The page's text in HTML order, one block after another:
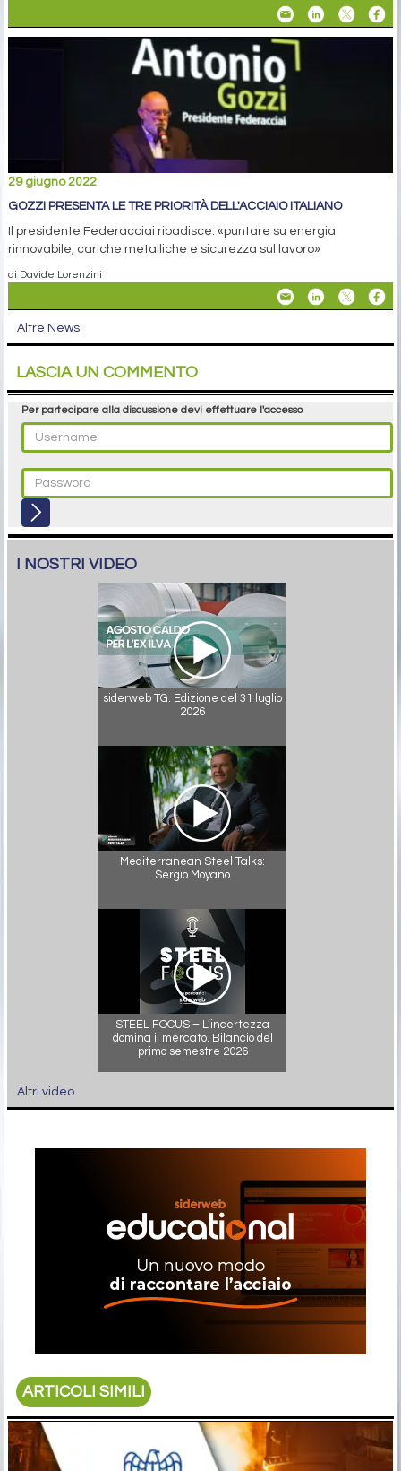
29 giugno 2022
GOZZI PRESENTA LE TRE PRIORITÀ DELL'ACCIAIO ITALIANO
Il presidente Federacciai ribadisce: «puntare su energia
rinnovabile, cariche metalliche e sicurezza sul lavoro»
di Davide Lorenzini
Altre News
LASCIA UN COMMENTO
Per partecipare alla discussione devi effettuare l'accesso
I NOSTRI VIDEO
siderweb TG. Edizione del 31 luglio
2026
Mediterranean Steel Talks:
Sergio Moyano
STEEL FOCUS – L’incertezza
domina il mercato. Bilancio del
primo semestre 2026
Altri video
ARTICOLI SIMILI